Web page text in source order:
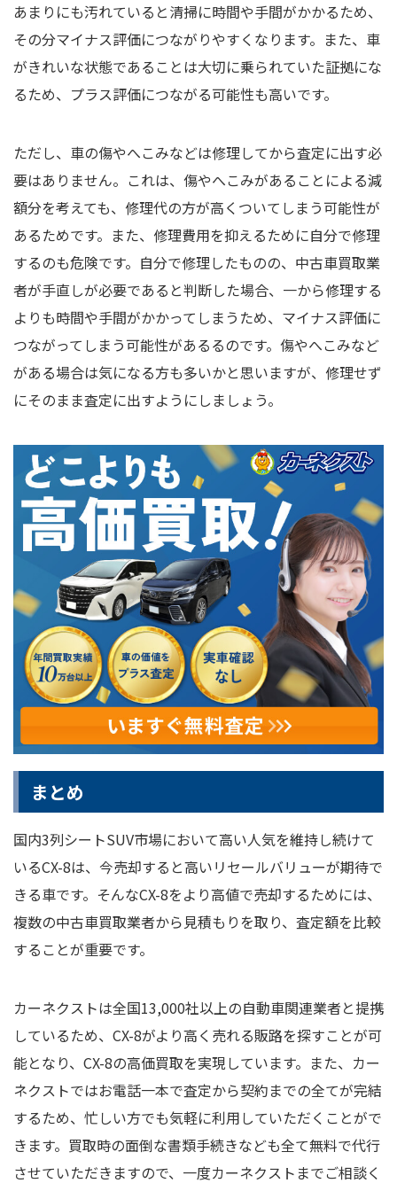
あまりにも汚れていると清掃に時間や手間がかかるため、
その分マイナス評価につながりやすくなります。また、車
がきれいな状態であることは大切に乗られていた証拠にな
るため、プラス評価につながる可能性も高いです。
ただし、車の傷やへこみなどは修理してから査定に出す必
要はありません。これは、傷やへこみがあることによる減
額分を考えても、修理代の方が高くついてしまう可能性が
あるためです。また、修理費用を抑えるために自分で修理
するのも危険です。自分で修理したものの、中古車買取業
者が手直しが必要であると判断した場合、一から修理する
よりも時間や手間がかかってしまうため、マイナス評価に
つながってしまう可能性があるるのです。傷やへこみなど
がある場合は気になる方も多いかと思いますが、修理せず
にそのまま査定に出すようにしましょう。
まとめ
国内3列シートSUV市場において高い人気を維持し続けて
いるCX-8は、今売却すると高いリセールバリューが期待で
きる車です。そんなCX-8をより高値で売却するためには、
複数の中古車買取業者から見積もりを取り、査定額を比較
することが重要です。
カーネクストは全国13,000社以上の自動車関連業者と提携
しているため、CX-8がより高く売れる販路を探すことが可
能となり、CX-8の高価買取を実現しています。また、カー
ネクストではお電話一本で査定から契約までの全てが完結
するため、忙しい方でも気軽に利用していただくことがで
きます。買取時の面倒な書類手続きなども全て無料で代行
させていただきますので、一度カーネクストまでご相談く